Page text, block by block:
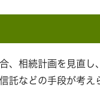
、相続計画を見直
託などの手段が考え